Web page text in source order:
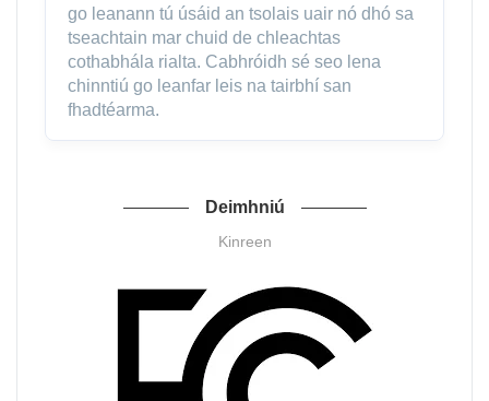
go leanann tú úsáid an tsolais uair nó dhó sa
tseachtain mar chuid de chleachtas
cothabhála rialta. Cabhróidh sé seo lena
chinntiú go leanfar leis na tairbhí san
fhadtéarma.
Deimhniú
Kinreen